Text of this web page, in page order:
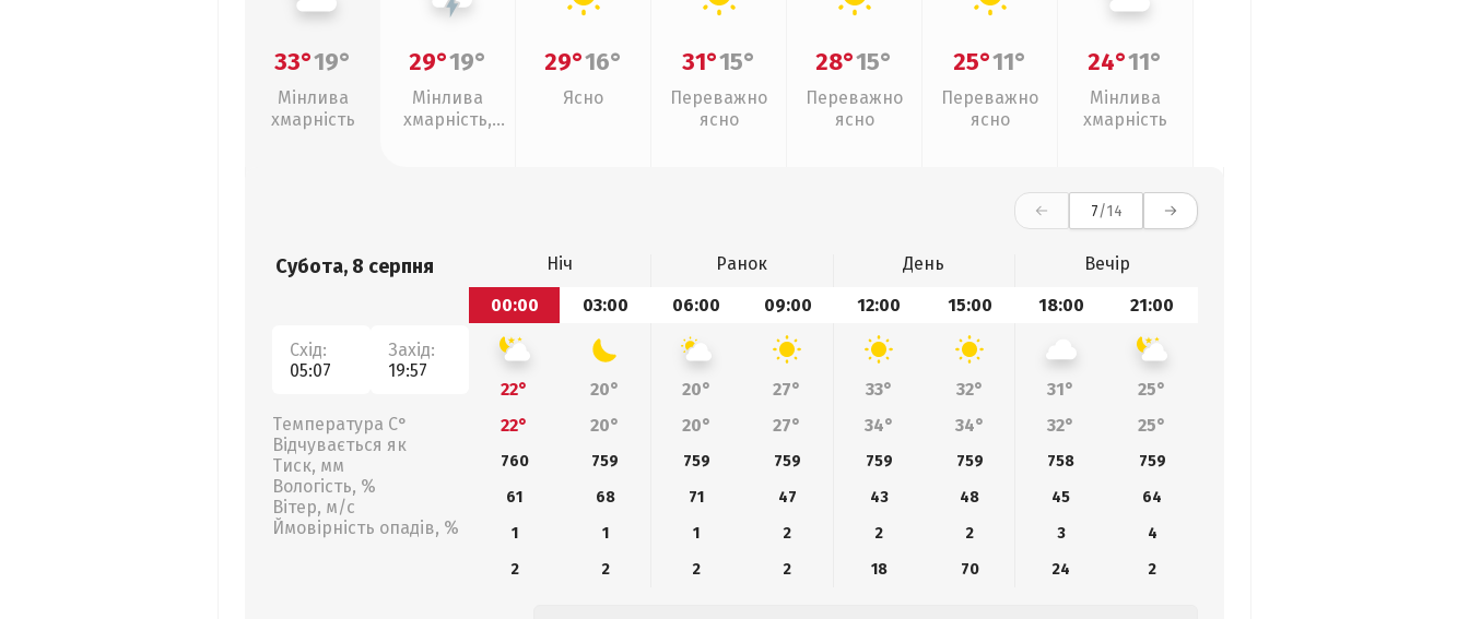
33°19°
Мінлива
хмарність
29°19°
Мінлива
хмарність,
29°16°
Ясно
31°15°
Переважно
ясно
28°15°
Переважно
ясно
25°11°
Переважно
ясно
24°11°
Мінлива
хмарність
7/14
Субота, 8 серпня
Схід:
05:07
Захід:
19:57
Температура С°
Відчувається як
Тиск, мм
Вологість, %
Вітер, м/с
Ймовірність опадів, %
Ніч Ранок День
Вечір
00:00
03:00 06:00 09:00 12:00 15:00 18:00 21:00
22° 20° 20° 27° 33° 32° 31°
25°
22°
20° 20° 27° 34° 34° 32° 25°
760 759 759 759 759 759 758
759
61
68 71 47 43 48 45
64
1
1 1 2 2 2 3
4
2
2 2 2 18 70 24 2